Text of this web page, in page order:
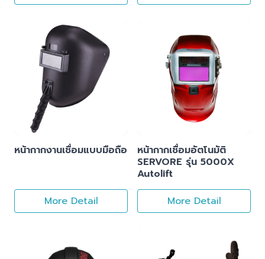
หน้ากากงานเชื่อมแบบมือถือ
More Detail
หน้ากากเชื่อมอัตโนมัติ
SERVORE รุ่น 5000X
Autolift
More Detail